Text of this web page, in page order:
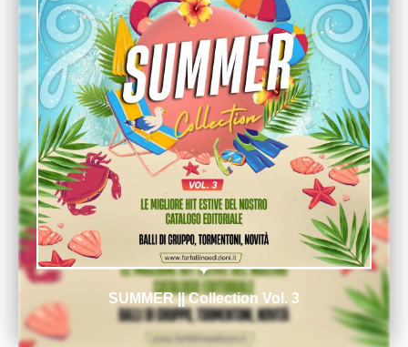
SUMMER || Collection Vol. 3